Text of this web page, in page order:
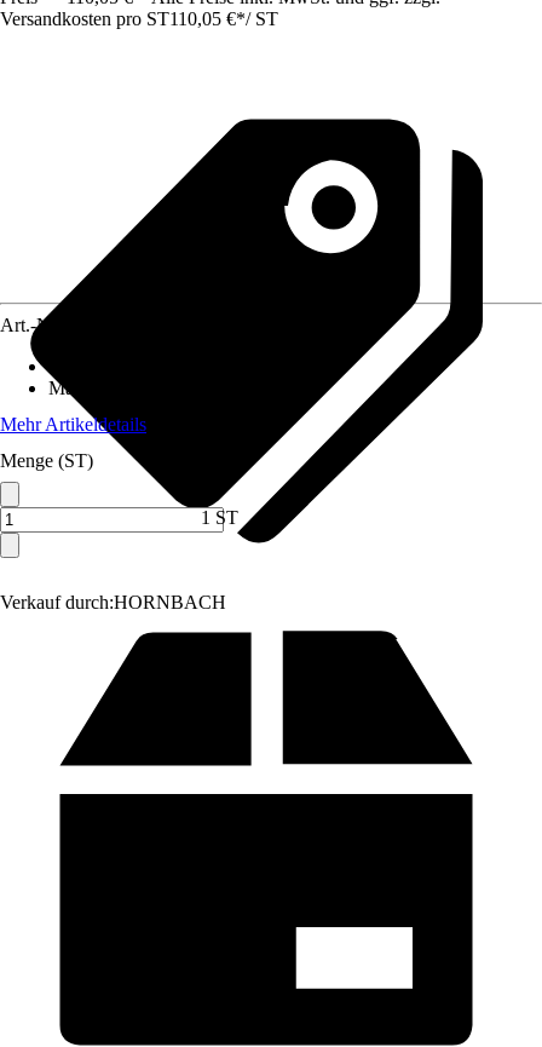
Versandkosten pro ST110,05 €*/ ST
Verkauf durch:HORNBACH
Art.-Nr.
Max. Tragkraft
Mehr Artikeldetails
Menge (ST)
1 ST